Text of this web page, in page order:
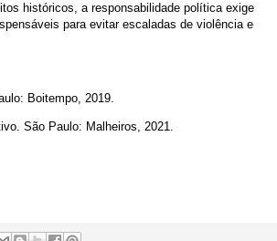
históricos, a responsabilidade política exige
para evitar escaladas de violência e
Boitempo, 2019.
São Paulo: Malheiros, 2021.